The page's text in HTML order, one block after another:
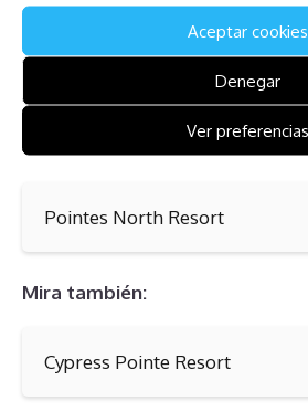
Aceptar cookies
Denegar
Ver preferencias
la experiencia de ser propietario
multipropiedad sea mucho más
Mira también:
Pointes North Resort
Mira también:
Cypress Pointe Resort